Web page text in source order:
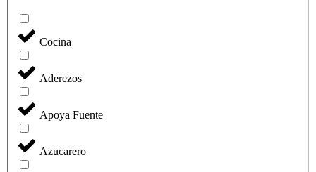
Cocina
Aderezos
Apoya Fuente
Azucarero